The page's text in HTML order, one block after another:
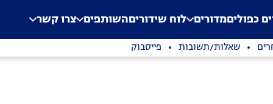
Application error: a
. כפוליםמדורים לוח שידוריםהשותפים צרו קשר
שאלות/תשובות פייסבוק